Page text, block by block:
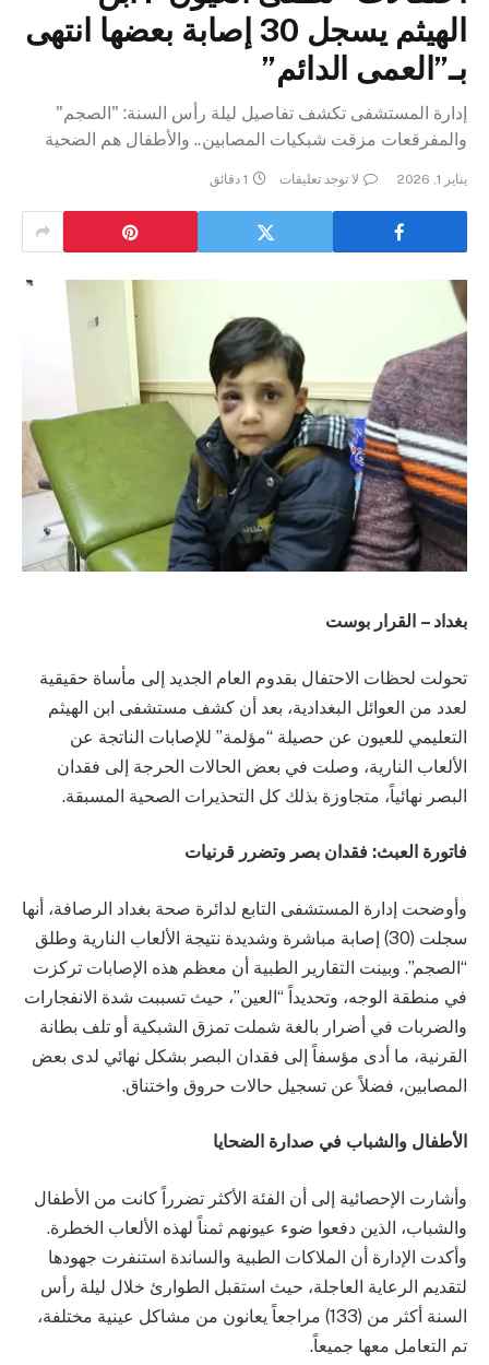
الهيثم يسجل 30 إصابة بعضها انتهى
بـ”العمى الدائم”
إدارة المستشفى تكشف تفاصيل ليلة رأس السنة: "الصجم"
والمفرقعات مزقت شبكيات المصابين.. والأطفال هم الضحية
يناير 1, 2026 لا توجد تعليقات 1 دقائق
بغداد – القرار بوست
تحولت لحظات الاحتفال بقدوم العام الجديد إلى مأساة حقيقية
لعدد من العوائل البغدادية، بعد أن كشف مستشفى ابن الهيثم
التعليمي للعيون عن حصيلة “مؤلمة” للإصابات الناتجة عن
الألعاب النارية، وصلت في بعض الحالات الحرجة إلى فقدان
البصر نهائياً، متجاوزة بذلك كل التحذيرات الصحية المسبقة.
فاتورة العبث: فقدان بصر وتضرر قرنيات
وأوضحت إدارة المستشفى التابع لدائرة صحة بغداد الرصافة، أنها
سجلت (30) إصابة مباشرة وشديدة نتيجة الألعاب النارية وطلق
“الصجم”. وبينت التقارير الطبية أن معظم هذه الإصابات تركزت
في منطقة الوجه، وتحديداً “العين”، حيث تسببت شدة الانفجارات
والضربات في أضرار بالغة شملت تمزق الشبكية أو تلف بطانة
القرنية، ما أدى مؤسفاً إلى فقدان البصر بشكل نهائي لدى بعض
المصابين، فضلاً عن تسجيل حالات حروق واختناق.
الأطفال والشباب في صدارة الضحايا
وأشارت الإحصائية إلى أن الفئة الأكثر تضرراً كانت من الأطفال
والشباب، الذين دفعوا ضوء عيونهم ثمناً لهذه الألعاب الخطرة.
وأكدت الإدارة أن الملاكات الطبية والساندة استنفرت جهودها
لتقديم الرعاية العاجلة، حيث استقبل الطوارئ خلال ليلة رأس
السنة أكثر من (133) مراجعاً يعانون من مشاكل عينية مختلفة،
تم التعامل معها جميعاً.